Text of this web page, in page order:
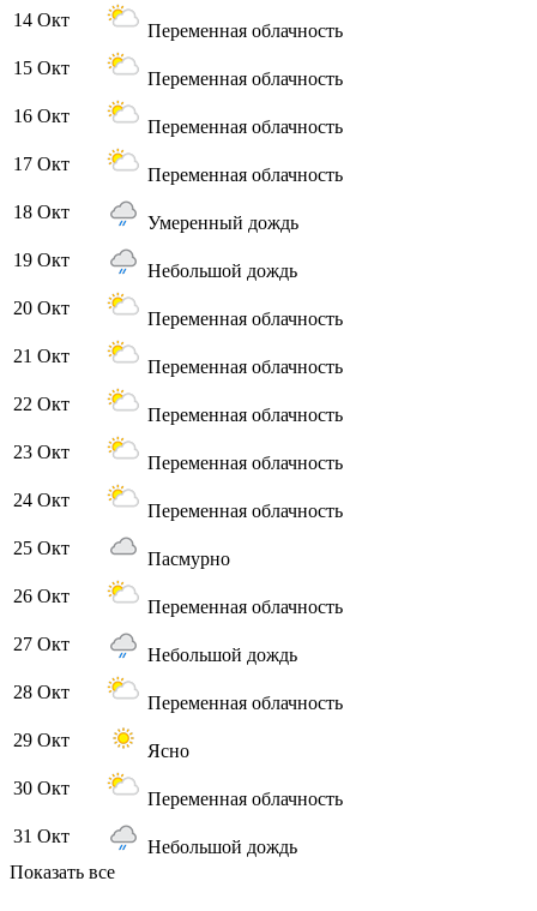
14 Окт
Переменная облачность
15 Окт
Переменная облачность
16 Окт
Переменная облачность
17 Окт
Переменная облачность
18 Окт
Умеренный дождь
19 Окт
Небольшой дождь
20 Окт
Переменная облачность
21 Окт
Переменная облачность
22 Окт
Переменная облачность
23 Окт
Переменная облачность
24 Окт
Переменная облачность
25 Окт
Пасмурно
26 Окт
Переменная облачность
27 Окт
Небольшой дождь
28 Окт
Переменная облачность
29 Окт
Ясно
30 Окт
Переменная облачность
31 Окт
Небольшой дождь
Показать все